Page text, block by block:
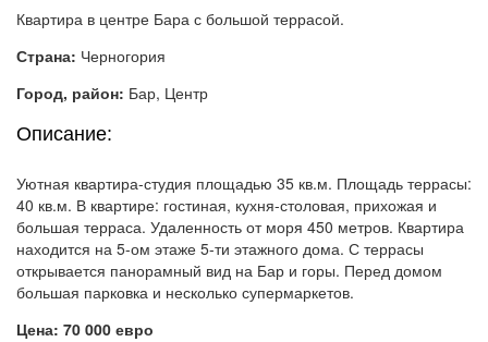
Квартира в центре Бара с большой террасой.
Страна: Черногория
Город, район: Бар, Центр
Описание:
Уютная квартира-студия площадью 35 кв.м. Площадь террасы:
40 кв.м. В квартире: гостиная, кухня-столовая, прихожая и
большая терраса. Удаленность от моря 450 метров. Квартира
находится на 5-ом этаже 5-ти этажного дома. С террасы
открывается панорамный вид на Бар и горы. Перед домом
большая парковка и несколько супермаркетов.
Цена: 70 000 евро